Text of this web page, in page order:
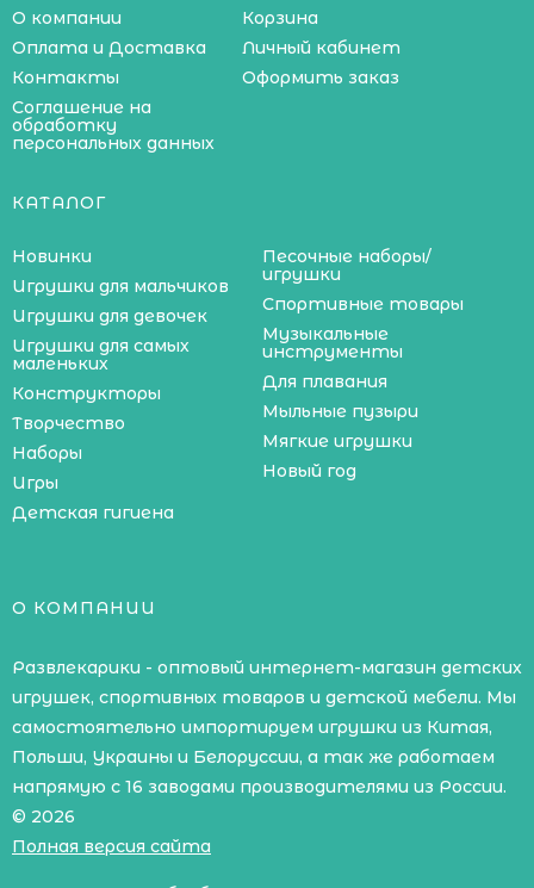
О компании
Оплата и Доставка
Контакты
Соглашение на
обработку
персональных данных
Корзина
Личный кабинет
Оформить заказ
КАТАЛОГ
Новинки
Игрушки для мальчиков
Игрушки для девочек
Игрушки для самых
маленьких
Конструкторы
Творчество
Наборы
Игры
Детская гигиена
Песочные наборы/
игрушки
Спортивные товары
Музыкальные
инструменты
Для плавания
Мыльные пузыри
Мягкие игрушки
Новый год
О КОМПАНИИ
Развлекарики - оптовый интернет-магазин детских
игрушек, спортивных товаров и детской мебели. Мы
самостоятельно импортируем игрушки из Китая,
Польши, Украины и Белоруссии, а так же работаем
напрямую с 16 заводами производителями из России.
© 2026
Полная версия сайта